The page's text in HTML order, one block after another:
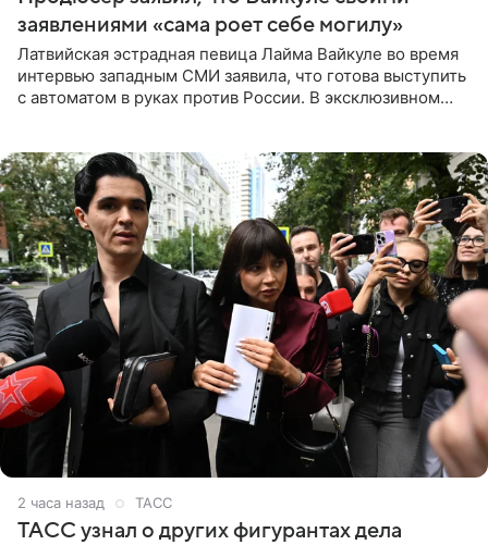
заявлениями «сама роет себе могилу»
Латвийская эстрадная певица Лайма Вайкуле во время
интервью западным СМИ заявила, что готова выступить
с автоматом в руках против России. В эксклюзивном
2 часа назад ТАСС
ТАСС узнал о других фигурантах дела